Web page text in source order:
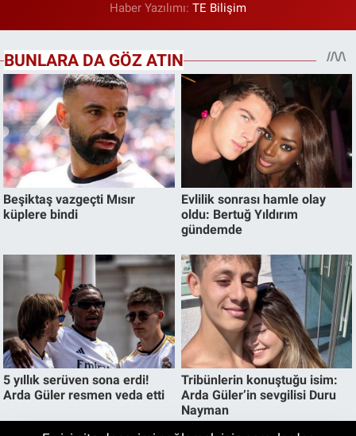
Haber Yazılımı: TE Bilişim